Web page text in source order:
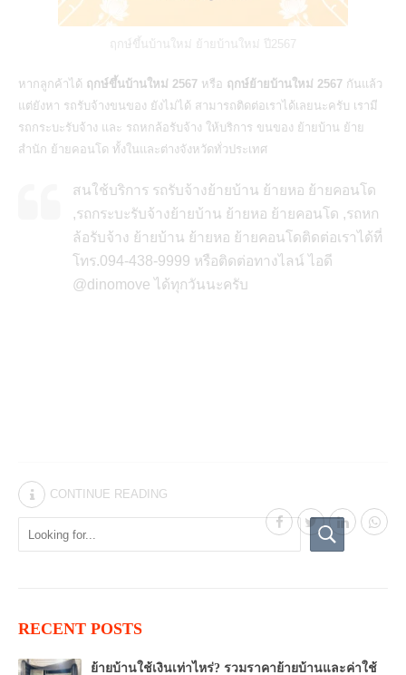
ฤกษ์ขึ้นบ้านใหม่ ย้ายบ้านใหม่ ปี2567
หากลูกค้าได้ ฤกษ์ขึ้นบ้านใหม่ 2567 หรือ ฤกษ์ย้ายบ้านใหม่ 2567 กันแล้ว
แต่ยังหา รถรับจ้างขนของ ยังไม่ได้ สามารถติดต่อเราได้เลยนะครับ เรามี
รถกระบะรับจ้าง และ รถหกล้อรับจ้าง ให้บริการ ขนของ ย้ายบ้าน ย้าย
สำนัก ย้ายคอนโด ทั้งในและต่างจังหวัดทั่วประเทศ
สนใช้บริการ รถรับจ้างย้ายบ้าน ย้ายหอ ย้ายคอนโด
,รถกระบะรับจ้างย้ายบ้าน ย้ายหอ ย้ายคอนโด ,รถหก
ล้อรับจ้าง ย้ายบ้าน ย้ายหอ ย้ายคอนโดติดต่อเราได้ที่
โทร.094-438-9999 หรือติดต่อทางไลน์ ไอดี
@dinomove ได้ทุกวันนะครับ
CONTINUE READING
RECENT POSTS
ย้ายบ้านใช้เงินเท่าไหร่? รวมราคาย้ายบ้านและค่าใช้